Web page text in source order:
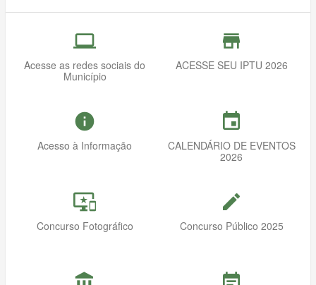
computer
Acesse as redes sociais do
Município
store_mall_directory
ACESSE SEU IPTU 2026
info
Acesso à Informação
event
CALENDÁRIO DE EVENTOS
2026
important_devices
Concurso Fotográfico
mode_edit
Concurso Público 2025